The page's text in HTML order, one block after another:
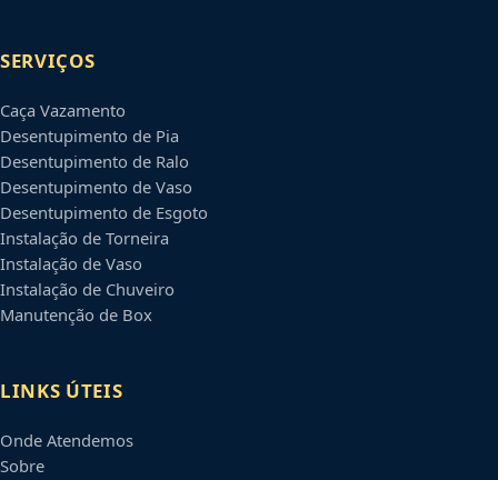
SERVIÇOS
Caça Vazamento
Desentupimento de Pia
Desentupimento de Ralo
Desentupimento de Vaso
Desentupimento de Esgoto
Instalação de Torneira
Instalação de Vaso
Instalação de Chuveiro
Manutenção de Box
LINKS ÚTEIS
Onde Atendemos
Sobre